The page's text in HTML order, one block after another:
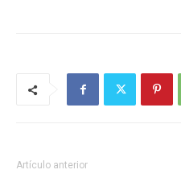
Artículo anterior